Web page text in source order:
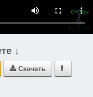
↓
 Скачать 